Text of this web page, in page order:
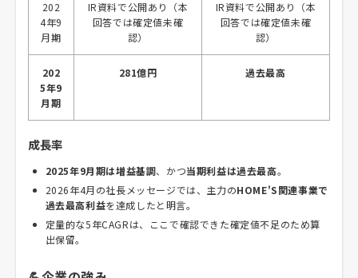
202
4年9
月期
IR資料で公開あり（本
回答では確定値未確
認）
IR資料で公開あり（本
回答では確定値未確
認）
202
5年9
月期
281億円 過去最高
成長率
2025年9月期は増益基調、かつ当期利益は過去最高。
2026年4月の社長メッセージでは、主力のHOME'S関連事業で
過去最高利益を達成したと明言。
定量的な5年CAGRは、ここで確認できた確定値不足のため算
出保留。